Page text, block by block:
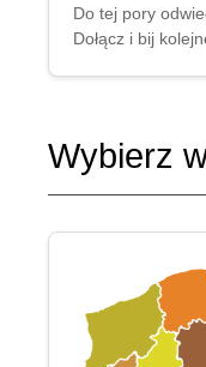
Do tej pory
Dołącz i bij
Wybierz